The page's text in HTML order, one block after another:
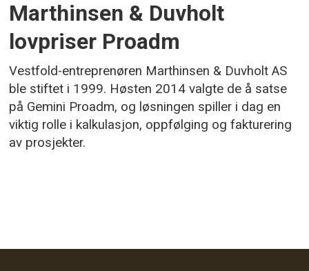
Marthinsen & Duvholt
lovpriser Proadm
Vestfold-entreprenøren Marthinsen & Duvholt AS
ble stiftet i 1999. Høsten 2014 valgte de å satse
på Gemini Proadm, og løsningen spiller i dag en
viktig rolle i kalkulasjon, oppfølging og fakturering
av prosjekter.